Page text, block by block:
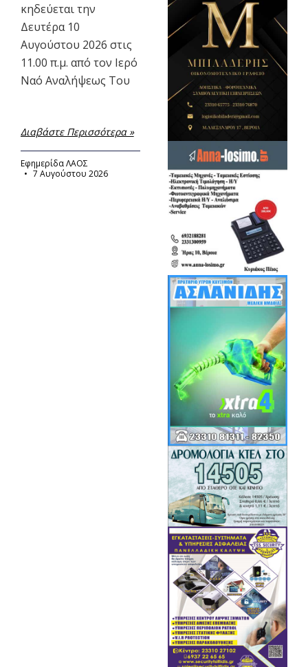
κηδεύεται την
Δευτέρα 10
Αυγούστου 2026 στις
11.00 π.μ. από τον Ιερό
Ναό Αναλήψεως Του
Διαβάστε Περισσότερα »
Εφημερίδα ΛΑΟΣ
7 Αυγούστου 2026